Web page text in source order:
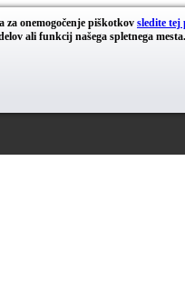
onemogočenje piškotkov sledite tej
ali funkcij našega spletnega mesta.